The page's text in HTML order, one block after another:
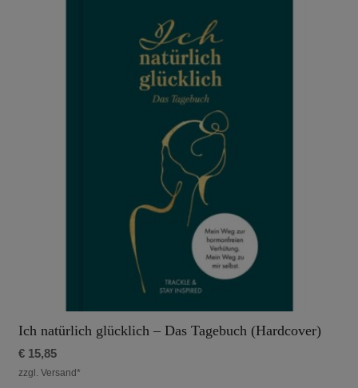
Ich natürlich glücklich – Das Tagebuch (Hardcover)
€15,85
zzgl. Versand*